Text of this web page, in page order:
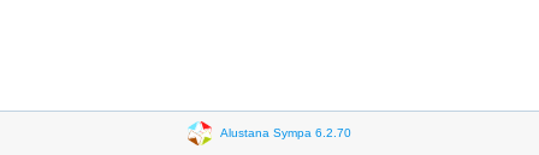
Alustana Sympa 6.2.70